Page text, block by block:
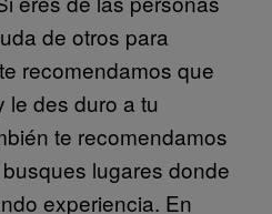
de otros para
recomendamos que
le des duro a tu
te recomendamos
lugares donde
experiencia. En